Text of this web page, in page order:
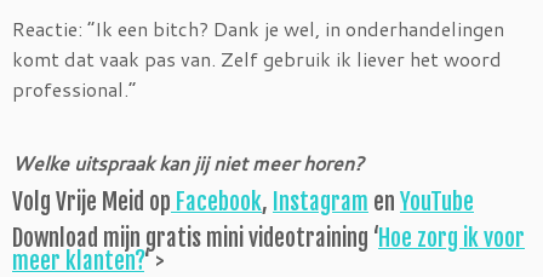
Reactie: “Ik een bitch? Dank je wel, in onderhandelingen
komt dat vaak pas van. Zelf gebruik ik liever het woord
professional.”
Welke uitspraak kan jij niet meer horen?
Volg Vrije Meid op Facebook, Instagram en YouTube
Download mijn gratis mini videotraining ‘Hoe zorg ik voor
meer klanten?‘ >